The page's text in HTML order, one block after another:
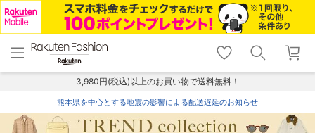
menu home
トップ
shopping_cart lock_outline
ログイン
3,980円(税込)以上のお買い物で送料無料！
熊本県を中心とする地震の影響による配送遅延のお知らせ